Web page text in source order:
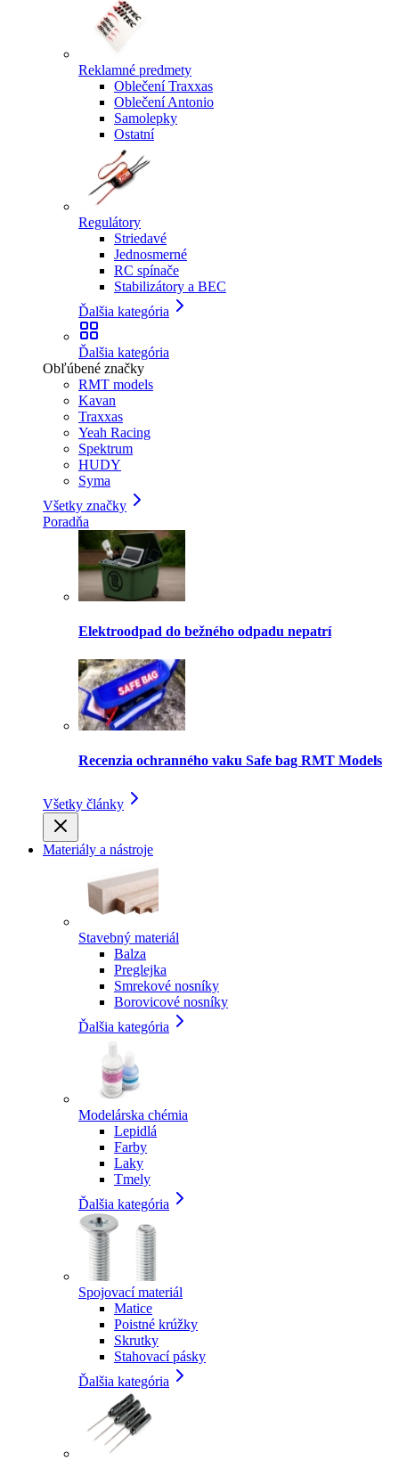
Reklamné predmety
Oblečení Traxxas
Oblečení Antonio
Samolepky
Ostatní
Regulátory
Striedavé
Jednosmerné
RC spínače
Stabilizátory a BEC
Ďalšia kategória
Ďalšia kategória
Obľúbené značky
RMT models
Kavan
Traxxas
Yeah Racing
Spektrum
HUDY
Syma
Všetky značky
Poradňa
Elektroodpad do bežného odpadu nepatrí
Recenzia ochranného vaku Safe bag RMT Models
Všetky články
Materiály a nástroje
Stavebný materiál
Balza
Preglejka
Smrekové nosníky
Borovicové nosníky
Ďalšia kategória
Modelárska chémia
Lepidlá
Farby
Laky
Tmely
Ďalšia kategória
Spojovací materiál
Matice
Poistné krúžky
Skrutky
Stahovací pásky
Ďalšia kategória